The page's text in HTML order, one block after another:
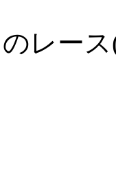
レー